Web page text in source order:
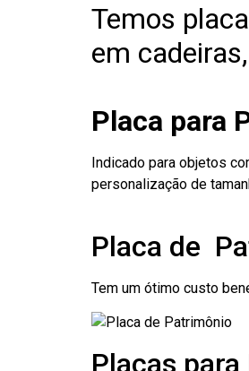
Temos
em
Placa para
Indicado para objetos
personalização de
Placa de
Tem um ótimo custo
Placas